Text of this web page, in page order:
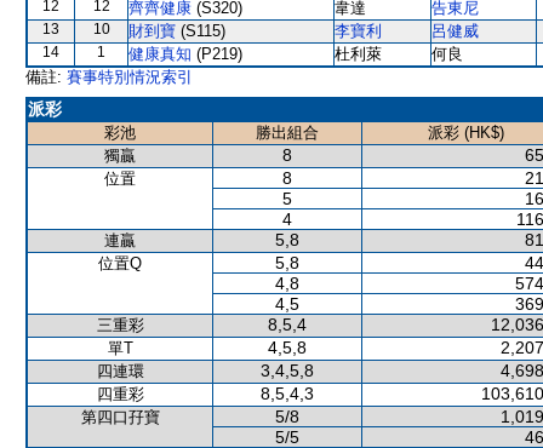
12 12 齊齊健康 (S320) 韋達 告東尼
13 10 財到寶 (S115) 李寶利 呂健威
14 1 健康真知 (P219) 杜利萊
何良
備註: 賽事特別情況索引
派彩
彩池 勝出組合
派彩 (HK$)
獨贏
8
位置 8
5
4
連贏 5,8
位置Q 5,8
4,8
4,5
三重彩 8,5,4
單T 4,5,8
四連環 3,4,5,8
四重彩 8,5,4,3
第四口孖寶 5/8
5/5